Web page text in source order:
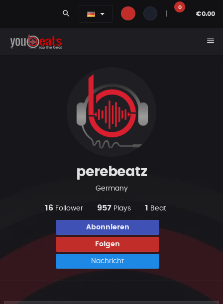
search
0
€0.00
menu
perebeatz
Germany
16 Follower 957 Plays 1 Beat
Abonnieren
Folgen
Nachricht